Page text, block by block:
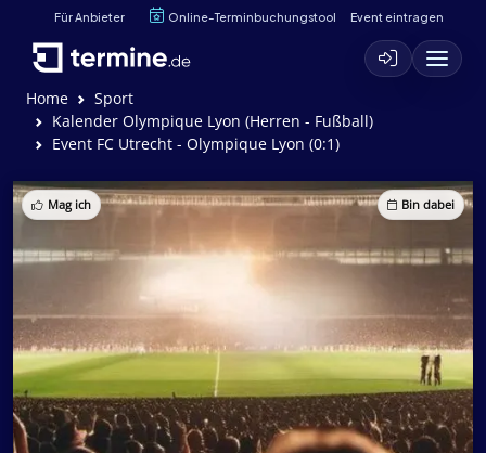
Für Anbieter Online-Terminbuchungstool Event eintragen
Home
Sport
Kalender Olympique Lyon (Herren - Fußball)
Event FC Utrecht - Olympique Lyon (0:1)
Mag ich Bin dabei